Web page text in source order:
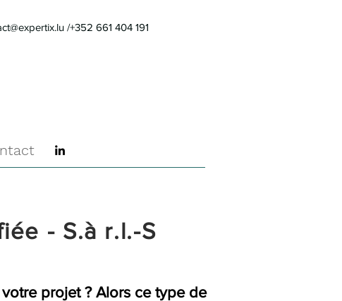
/+352 661 404 191
- S.à r.l.-S
projet ? Alors ce type de